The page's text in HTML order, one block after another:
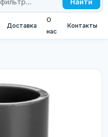
Доставка
О
нас
Контакты